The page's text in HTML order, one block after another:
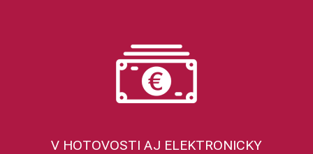
V HOTOVOSTI AJ ELEKTRONICKY